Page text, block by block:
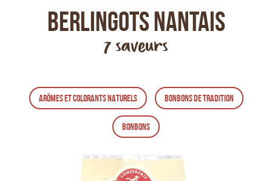
Berlingots Nantais
7 saveurs
ARÔMES ET COLORANTS NATURELS BONBONS DE TRADITION
BONBONS